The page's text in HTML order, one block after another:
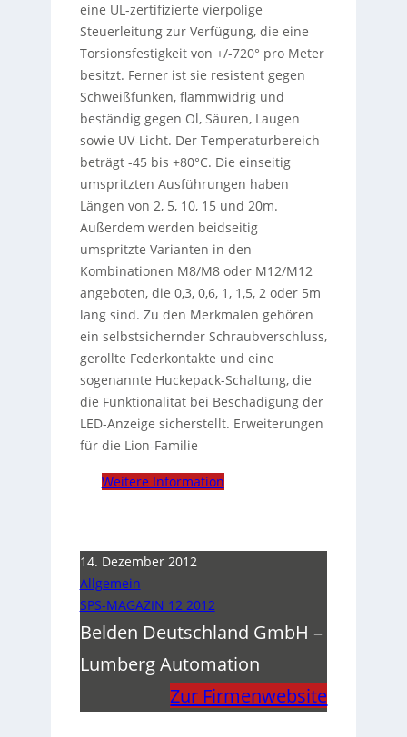
eine UL-zertifizierte vierpolige
Steuerleitung zur Verfügung, die eine
Torsionsfestigkeit von +/-720° pro Meter
besitzt. Ferner ist sie resistent gegen
Schweißfunken, flammwidrig und
beständig gegen Öl, Säuren, Laugen
sowie UV-Licht. Der Temperaturbereich
beträgt -45 bis +80°C. Die einseitig
umspritzten Ausführungen haben
Längen von 2, 5, 10, 15 und 20m.
Außerdem werden beidseitig
umspritzte Varianten in den
Kombinationen M8/M8 oder M12/M12
angeboten, die 0,3, 0,6, 1, 1,5, 2 oder 5m
lang sind. Zu den Merkmalen gehören
ein selbstsichernder Schraubverschluss,
gerollte Federkontakte und eine
sogenannte Huckepack-Schaltung, die
die Funktionalität bei Beschädigung der
LED-Anzeige sicherstellt. Erweiterungen
für die Lion-Familie
Weitere Information
14. Dezember 2012
Allgemein
SPS-MAGAZIN 12 2012
Belden Deutschland GmbH –
Lumberg Automation
Zur Firmenwebsite